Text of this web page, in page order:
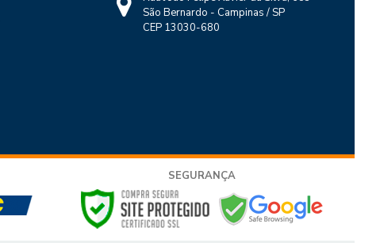
São Bernardo - Campinas / SP
CEP 13030-680
SEGURANÇA